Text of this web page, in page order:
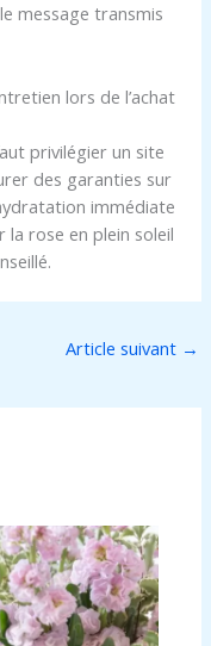
message transmis
lors de l’achat
privilégier un site
des garanties sur
immédiate
la rose en plein soleil
Article suivant →